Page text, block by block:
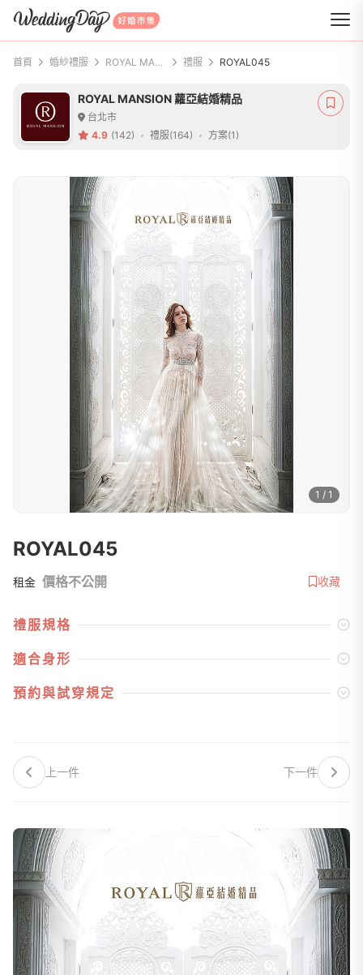
WeddingDay 好婚市集
首頁 婚紗禮服 ROYAL MANSION 蘿亞結婚精品 禮服 ROYAL045
ROYAL MANSION 蘿亞結婚精品
台北市
4.9 (142) 禮服(164) 方案(1)
1 / 1
ROYAL045
租金 價格不公開 收藏
禮服規格
適合身形
預約與試穿規定
上一件 下一件